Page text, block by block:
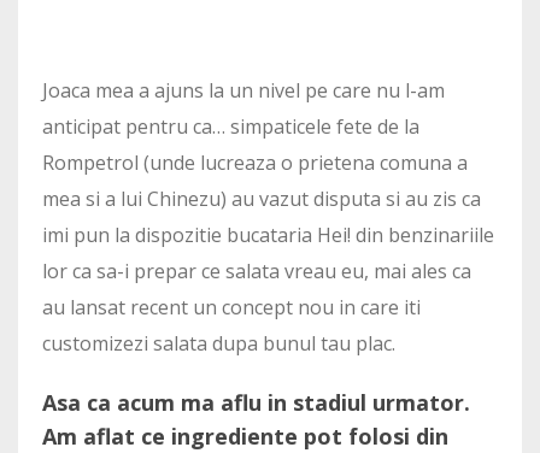
Joaca mea a ajuns la un nivel pe care nu l-am
anticipat pentru ca… simpaticele fete de la
Rompetrol (unde lucreaza o prietena comuna a
mea si a lui Chinezu) au vazut disputa si au zis ca
imi pun la dispozitie bucataria Hei! din benzinariile
lor ca sa-i prepar ce salata vreau eu, mai ales ca
au lansat recent un concept nou in care iti
customizezi salata dupa bunul tau plac.
Asa ca acum ma aflu in stadiul urmator.
Am aflat ce ingrediente pot folosi din